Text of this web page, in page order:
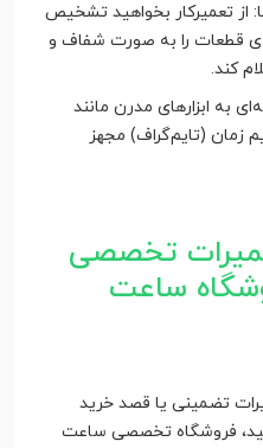
از تعمیرکار بخواهید تشخیص
قطعات را به صورت شفاف و
کند.
به ابزارهای مدرن مانند
زمان (تایم‌گراف) مجهز
تخصصی
ساعت
تضمینی یا قصد خرید
فروشگاه تخصصی ساعت